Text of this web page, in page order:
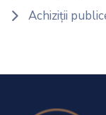
Achiziții